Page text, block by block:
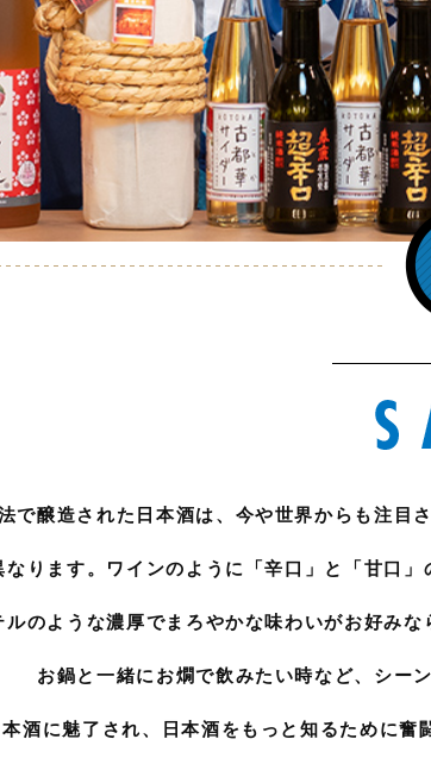
で醸造された日本酒は、今や世界からも注目
なります。ワインのように「辛口」と「甘口
ルのような濃厚でまろやかな味わいがお好み
お鍋と一緒にお燗で飲みたい時など、シー
酒に魅了され、日本酒をもっと知るために